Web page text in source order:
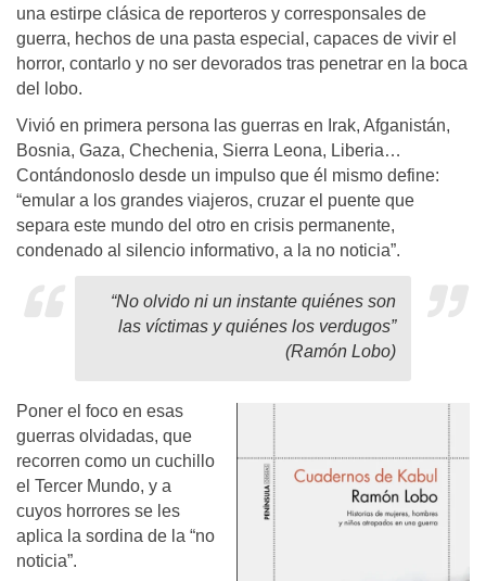
una estirpe clásica de reporteros y corresponsales de
guerra, hechos de una pasta especial, capaces de vivir el
horror, contarlo y no ser devorados tras penetrar en la boca
del lobo.
Vivió en primera persona las guerras en Irak, Afganistán,
Bosnia, Gaza, Chechenia, Sierra Leona, Liberia…
Contándonoslo desde un impulso que él mismo define:
“emular a los grandes viajeros, cruzar el puente que
separa este mundo del otro en crisis permanente,
condenado al silencio informativo, a la no noticia”.
“No olvido ni un instante quiénes son
las víctimas y quiénes los verdugos”
(Ramón Lobo)
Poner el foco en esas
guerras olvidadas, que
recorren como un cuchillo
el Tercer Mundo, y a
cuyos horrores se les
aplica la sordina de la “no
noticia”.